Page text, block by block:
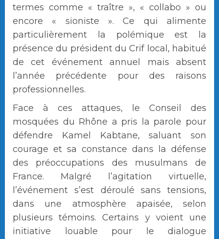
termes comme « traître », « collabo » ou
encore « sioniste ». Ce qui alimente
particulièrement la polémique est la
présence du président du Crif local, habitué
de cet événement annuel mais absent
l’année précédente pour des raisons
professionnelles.
Face à ces attaques, le Conseil des
mosquées du Rhône a pris la parole pour
défendre Kamel Kabtane, saluant son
courage et sa constance dans la défense
des préoccupations des musulmans de
France. Malgré l’agitation virtuelle,
l’événement s’est déroulé sans tensions,
dans une atmosphère apaisée, selon
plusieurs témoins. Certains y voient une
initiative louable pour le dialogue